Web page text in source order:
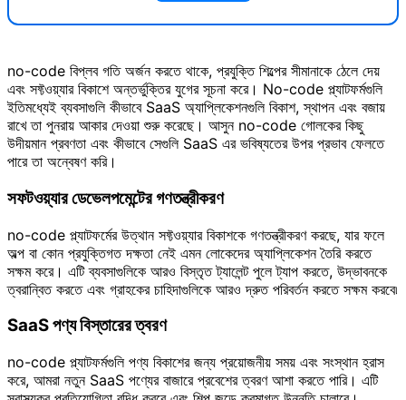
no-code বিপ্লব গতি অর্জন করতে থাকে, প্রযুক্তি শিল্পের সীমানাকে ঠেলে দেয়
এবং সফ্টওয়্যার বিকাশে অন্তর্ভুক্তির যুগের সূচনা করে। No-code প্ল্যাটফর্মগুলি
ইতিমধ্যেই ব্যবসাগুলি কীভাবে SaaS অ্যাপ্লিকেশনগুলি বিকাশ, স্থাপন এবং বজায়
রাখে তা পুনরায় আকার দেওয়া শুরু করেছে। আসুন no-code গোলকের কিছু
উদীয়মান প্রবণতা এবং কীভাবে সেগুলি SaaS এর ভবিষ্যতের উপর প্রভাব ফেলতে
পারে তা অন্বেষণ করি।
সফটওয়্যার ডেভেলপমেন্টের গণতন্ত্রীকরণ
no-code প্ল্যাটফর্মের উত্থান সফ্টওয়্যার বিকাশকে গণতন্ত্রীকরণ করছে, যার ফলে
অল্প বা কোন প্রযুক্তিগত দক্ষতা নেই এমন লোকেদের অ্যাপ্লিকেশন তৈরি করতে
সক্ষম করে। এটি ব্যবসাগুলিকে আরও বিস্তৃত ট্যালেন্ট পুলে ট্যাপ করতে, উদ্ভাবনকে
ত্বরান্বিত করতে এবং গ্রাহকের চাহিদাগুলিকে আরও দ্রুত পরিবর্তন করতে সক্ষম করবে৷
SaaS পণ্য বিস্তারের ত্বরণ
no-code প্ল্যাটফর্মগুলি পণ্য বিকাশের জন্য প্রয়োজনীয় সময় এবং সংস্থান হ্রাস
করে, আমরা নতুন SaaS পণ্যের বাজারে প্রবেশের ত্বরণ আশা করতে পারি। এটি